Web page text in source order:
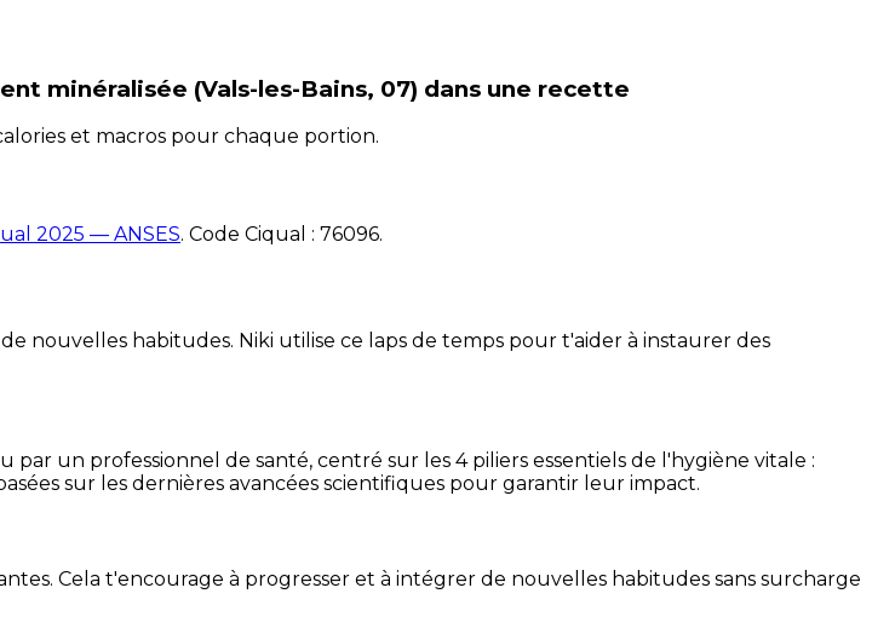
minéralisée (Vals-les-Bains, 07) dans une recette
et macros pour chaque portion.
2025 — ANSES. Code Ciqual : 76096.
nouvelles habitudes. Niki utilise ce laps de temps pour t'aider à instaurer des
un professionnel de santé, centré sur les 4 piliers essentiels de l'hygiène vitale :
sur les dernières avancées scientifiques pour garantir leur impact.
Cela t'encourage à progresser et à intégrer de nouvelles habitudes sans surcharge